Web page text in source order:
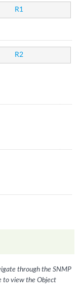
R1
R2
through the SNMP
to view the Object